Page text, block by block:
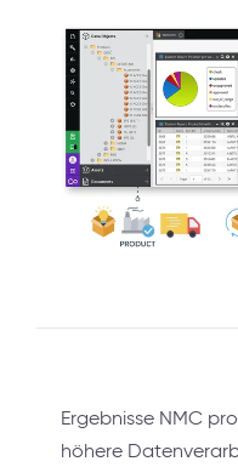
Ergebnisse NMC
höhere